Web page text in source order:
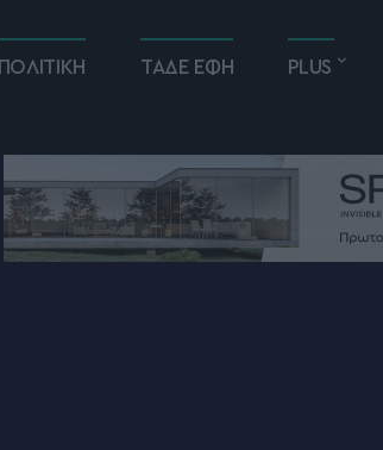
ΠΟΛΙΤΙΚΗ ΤΑΔΕ ΕΦΗ PLUS